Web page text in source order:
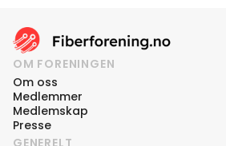
OM FORENINGEN
Om oss
Medlemmer
Medlemskap
Presse